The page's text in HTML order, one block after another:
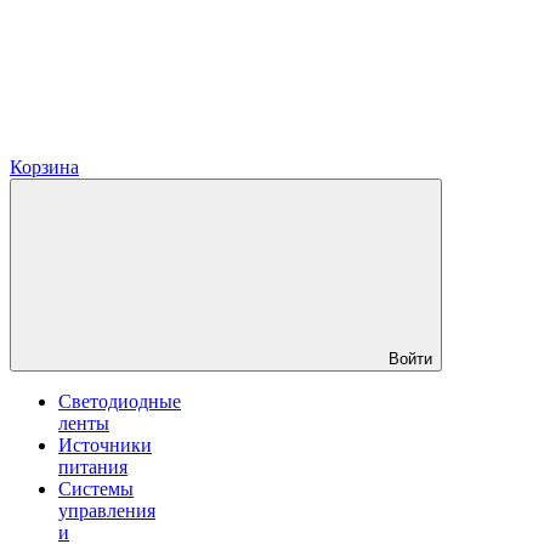
Корзина
Войти
Светодиодные
ленты
Источники
питания
Системы
управления
и